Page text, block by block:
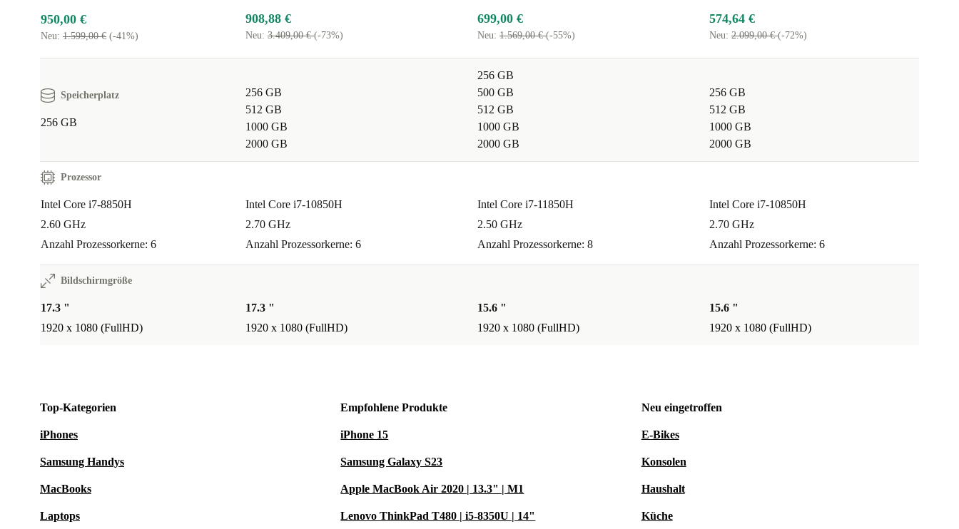
950,00 €
Neu: 1.599,00 € (-41%)
908,88 €
Neu: 3.409,00 €(-73%)
699,00 €
Neu: 1.569,00 €(-55%)
574,64 €
Neu: 2.099,00 €(-72%)
Speicherplatz
256 GB
256 GB
512 GB
1000 GB
2000 GB
256 GB
500 GB
512 GB
1000 GB
2000 GB
256 GB
512 GB
1000 GB
2000 GB
Prozessor
Intel Core i7-8850H
2.60 GHz
Anzahl Prozessorkerne: 6
Intel Core i7-10850H
2.70 GHz
Anzahl Prozessorkerne: 6
Intel Core i7-11850H
2.50 GHz
Anzahl Prozessorkerne: 8
Intel Core i7-10850H
2.70 GHz
Anzahl Prozessorkerne: 6
Bildschirmgröße
17.3 "
1920 x 1080 (FullHD)
17.3 "
1920 x 1080 (FullHD)
15.6 "
1920 x 1080 (FullHD)
15.6 "
1920 x 1080 (FullHD)
Top-Kategorien
iPhones
Samsung Handys
MacBooks
Laptops
Empfohlene Produkte
iPhone 15
Samsung Galaxy S23
Apple MacBook Air 2020 | 13.3" | M1
Lenovo ThinkPad T480 | i5-8350U | 14"
Neu eingetroffen
E-Bikes
Konsolen
Haushalt
Küche